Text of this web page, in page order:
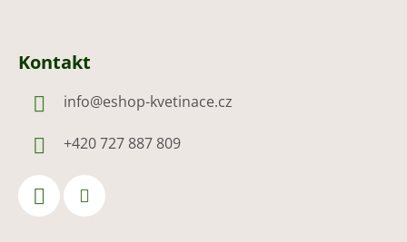
Kontakt
info@eshop-kvetinace.cz
+420 727 887 809